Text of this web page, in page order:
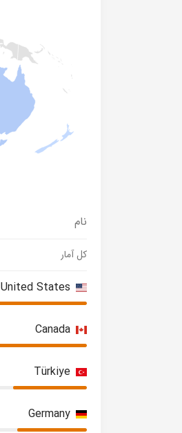
نام
کل آمار
United States
Canada
Türkiye
Germany